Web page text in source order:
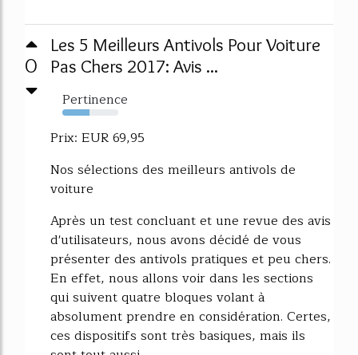
0
Les 5 Meilleurs Antivols Pour Voiture
Pas Chers 2017: Avis ...
Pertinence
49%
Prix: EUR 69,95
Nos sélections des meilleurs antivols de
voiture
Après un test concluant et une revue des avis
d'utilisateurs, nous avons décidé de vous
présenter des antivols pratiques et peu chers.
En effet, nous allons voir dans les sections
qui suivent quatre bloques volant à
absolument prendre en considération. Certes,
ces dispositifs sont très basiques, mais ils